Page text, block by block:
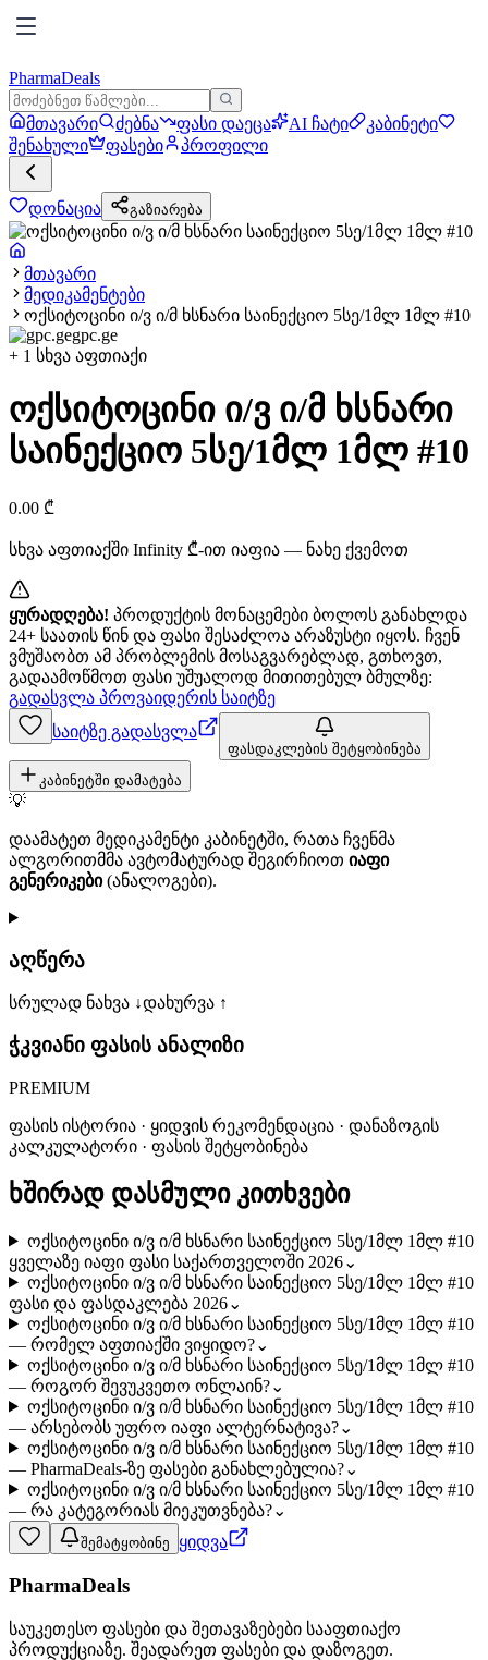
PharmaDeals
მთავარი ძებნა ფასი დაეცა AI ჩატი
კაბინეტი
შენახული
ფასები პროფილი
დონაცია გაზიარება
მთავარი
მედიკამენტები
ოქსიტოცინი ი/ვ ი/მ ხსნარი საინექციო 5სე/1მლ 1მლ #10
gpc.ge
+ 1 სხვა აფთიაქი
ოქსიტოცინი ი/ვ ი/მ ხსნარი
საინექციო 5სე/1მლ 1მლ #10
0.00 ₾
სხვა აფთიაქში Infinity ₾-ით იაფია — ნახე ქვემოთ
ყურადღება! პროდუქტის მონაცემები ბოლოს განახლდა
24+ საათის წინ და ფასი შესაძლოა არაზუსტი იყოს. ჩვენ
ვმუშაობთ ამ პრობლემის მოსაგვარებლად, გთხოვთ,
გადაამოწმოთ ფასი უშუალოდ მითითებულ ბმულზე:
გადასვლა პროვაიდერის საიტზე
საიტზე გადასვლა
ფასდაკლების შეტყობინება
კაბინეტში დამატება
💡
დაამატეთ მედიკამენტი კაბინეტში, რათა ჩვენმა
ალგორითმმა ავტომატურად შეგირჩიოთ იაფი
გენერიკები(ანალოგები).
აღწერა
სრულად ნახვა ↓დახურვა ↑
ჭკვიანი ფასის ანალიზი
PREMIUM
ფასის ისტორია · ყიდვის რეკომენდაცია · დანაზოგის
კალკულატორი · ფასის შეტყობინება
ხშირად დასმული კითხვები
ოქსიტოცინი ი/ვ ი/მ ხსნარი საინექციო 5სე/1მლ 1მლ #10
ყველაზე იაფი ფასი საქართველოში 2026⌄
ოქსიტოცინი ი/ვ ი/მ ხსნარი საინექციო 5სე/1მლ 1მლ #10
ფასი და ფასდაკლება 2026⌄
ოქსიტოცინი ი/ვ ი/მ ხსნარი საინექციო 5სე/1მლ 1მლ #10
— რომელ აფთიაქში ვიყიდო?⌄
ოქსიტოცინი ი/ვ ი/მ ხსნარი საინექციო 5სე/1მლ 1მლ #10
— როგორ შევუკვეთო ონლაინ?⌄
ოქსიტოცინი ი/ვ ი/მ ხსნარი საინექციო 5სე/1მლ 1მლ #10
— არსებობს უფრო იაფი ალტერნატივა?⌄
ოქსიტოცინი ი/ვ ი/მ ხსნარი საინექციო 5სე/1მლ 1მლ #10
— PharmaDeals-ზე ფასები განახლებულია?⌄
ოქსიტოცინი ი/ვ ი/მ ხსნარი საინექციო 5სე/1მლ 1მლ #10
— რა კატეგორიას მიეკუთვნება?⌄
შემატყობინე ყიდვა
PharmaDeals
საუკეთესო ფასები და შეთავაზებები სააფთიაქო
პროდუქციაზე. შეადარეთ ფასები და დაზოგეთ.